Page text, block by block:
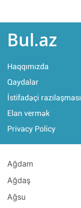
Bul.az
Haqqımızda
Qaydalar
İstifadəçi razılaşması
Elan vermək
Privacy Policy
Ağdam
Ağdaş
Ağsu